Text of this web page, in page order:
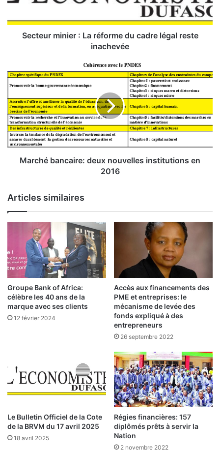
r
i
:
L
a
r
é
f
o
u
c
a
e
l
é
a
l
r
i
a
c
e
v
é
Secteur minier : La réforme du cadre légal reste
inachevée
a
r
c
h
é
b
a
n
e
:
d
x
n
u
v
e
l
n
t
i
u
t
i
Marché bancaire: deux nouvelles institutions en
2016
Articles similaires
Groupe Bank of Africa:
célèbre les 40 ans de la
marque avec ses clients
12 février 2024
Accès aux financements des
PME et entreprises: le
mécanisme de levée des
fonds expliqué à des
entrepreneurs
26 septembre 2022
Le Bulletin Officiel de la Cote
de la BRVM du 17 avril 2025
18 avril 2025
Régies financières: 157
diplômés prêts à servir la
Nation
2 novembre 2022